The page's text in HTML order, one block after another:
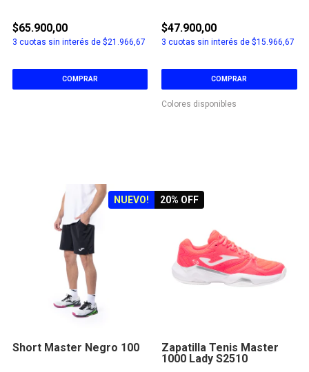
$65.900,00
3 cuotas sin interés de $21.966,67
COMPRAR
$47.900,00
3 cuotas sin interés de $15.966,67
COMPRAR
Colores disponibles
NUEVO!
Short Master Negro 100
20% OFF
Zapatilla Tenis Master
1000 Lady S2510